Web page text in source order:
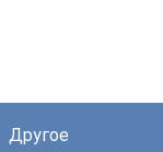
Другое